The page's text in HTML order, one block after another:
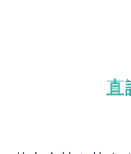
直